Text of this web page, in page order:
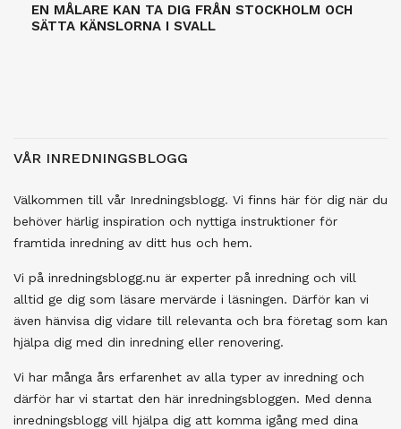
EN MÅLARE KAN TA DIG FRÅN STOCKHOLM OCH
SÄTTA KÄNSLORNA I SVALL
VÅR INREDNINGSBLOGG
Välkommen till vår Inredningsblogg. Vi finns här för dig när du
behöver härlig inspiration och nyttiga instruktioner för
framtida inredning av ditt hus och hem.
Vi på inredningsblogg.nu är experter på inredning och vill
alltid ge dig som läsare mervärde i läsningen. Därför kan vi
även hänvisa dig vidare till relevanta och bra företag som kan
hjälpa dig med din inredning eller renovering.
Vi har många års erfarenhet av alla typer av inredning och
därför har vi startat den här inredningsbloggen. Med denna
inredningsblogg vill hjälpa dig att komma igång med dina